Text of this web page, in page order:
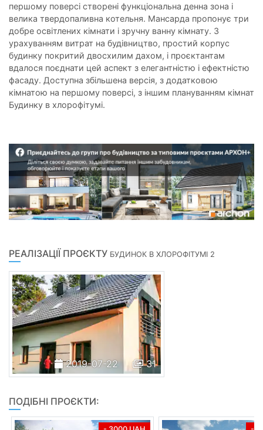
першому поверсі створені функціональна денна зона і
велика твердопаливна котельня. Мансарда пропонує три
добре освітлених кімнати і зручну ванну кімнату. З
урахуванням витрат на будівництво, простий корпус
будинку покритий двосхилим дахом, і проєктантам
вдалося поєднати цей аспект з елегантністю і ефектністю
фасаду. Доступна збільшена версія, з додатковою
кімнатою на першому поверсі, з іншим плануванням кімнат
Будинку в хлорофітумі.
РЕАЛІЗАЦІЇ ПРОЄКТУ БУДИНОК В ХЛОРОФІТУМІ 2
2019-07-22 31
ПОДІБНІ ПРОЄКТИ: